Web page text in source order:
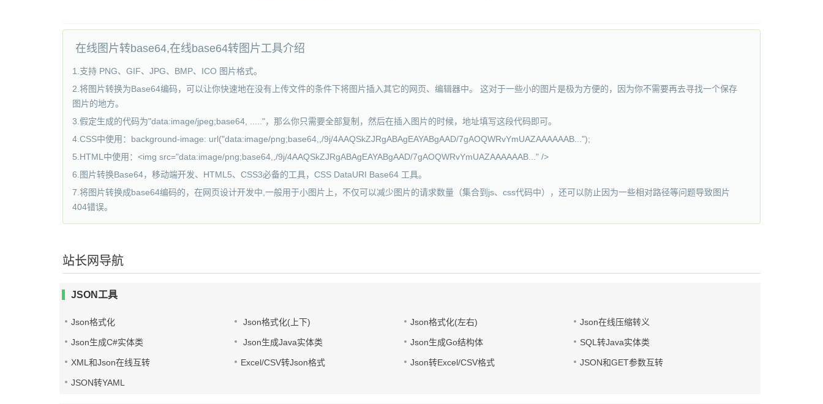
在线图片转base64,在线base64转图片工具介绍
1.支持 PNG、GIF、JPG、BMP、ICO 图片格式。
2.将图片转换为Base64编码，可以让你快速地在没有上传文件的条件下将图片插入其它的网页、编辑器中。 这对于一些小的图片是极为方便的，因为你不需要再去寻找一个保存
图片的地方。
3.假定生成的代码为"data:image/jpeg;base64, ....."，那么你只需要全部复制，然后在插入图片的时候，地址填写这段代码即可。
4.CSS中使用：background-image: url("data:image/png;base64,,/9j/4AAQSkZJRgABAgEAYABgAAD/7gAOQWRvYmUAZAAAAAAB...");
5.HTML中使用：<img src="data:image/png;base64,,/9j/4AAQSkZJRgABAgEAYABgAAD/7gAOQWRvYmUAZAAAAAAB..." />
6.图片转换Base64，移动端开发、HTML5、CSS3必备的工具，CSS DataURI Base64 工具。
7.将图片转换成base64编码的，在网页设计开发中,一般用于小图片上，不仅可以减少图片的请求数量（集合到js、css代码中），还可以防止因为一些相对路径等问题导致图片
404错误。
站长网导航
JSON工具
Json格式化 Json格式化(上下) Json格式化(左右) Json在线压缩转义
Json生成C#实体类 Json生成Java实体类 Json生成Go结构体 SQL转Java实体类
XML和Json在线互转 Excel/CSV转Json格式 Json转Excel/CSV格式 JSON和GET参数互转
JSON转YAML